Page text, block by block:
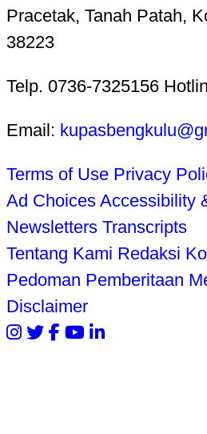
Pracetak, Tanah Patah,
38223
Telp. 0736-7325156
Email:
Terms of Use Privacy
Ad Choices Accessibility
Newsletters Transcripts
Tentang Kami Redaksi
Pedoman Pemberitaan
Disclaimer